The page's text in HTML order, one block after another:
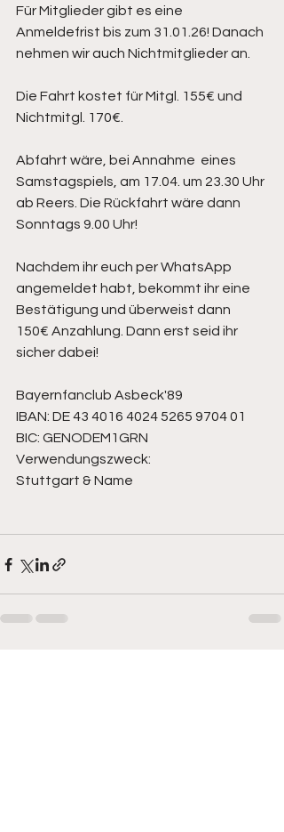
Für Mitglieder gibt es eine
Anmeldefrist bis zum 31.01.26! Danach
nehmen wir auch Nichtmitglieder an.
Die Fahrt kostet für Mitgl. 155€ und
Nichtmitgl. 170€.
Abfahrt wäre, bei Annahme  eines
Samstagspiels, am 17.04. um 23.30 Uhr
ab Reers. Die Rückfahrt wäre dann
Sonntags 9.00 Uhr!
Nachdem ihr euch per WhatsApp
angemeldet habt, bekommt ihr eine
Bestätigung und überweist dann
150€ Anzahlung. Dann erst seid ihr
sicher dabei!
Bayernfanclub Asbeck'89
IBAN: DE 43 4016 4024 5265 9704 01
BIC: GENODEM1GRN
Verwendungszweck:
Stuttgart & Name